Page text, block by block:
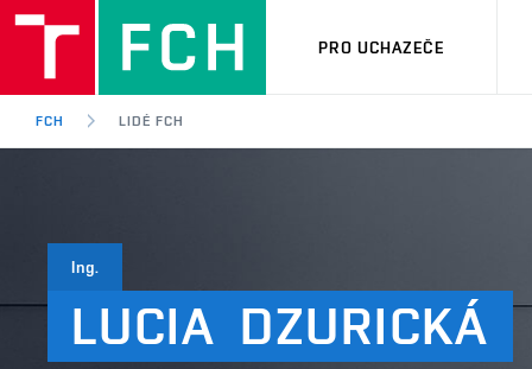
PRO UCHAZEČE
FCH LIDÉ FCH
Ing.
LUCIA DZURICKÁ